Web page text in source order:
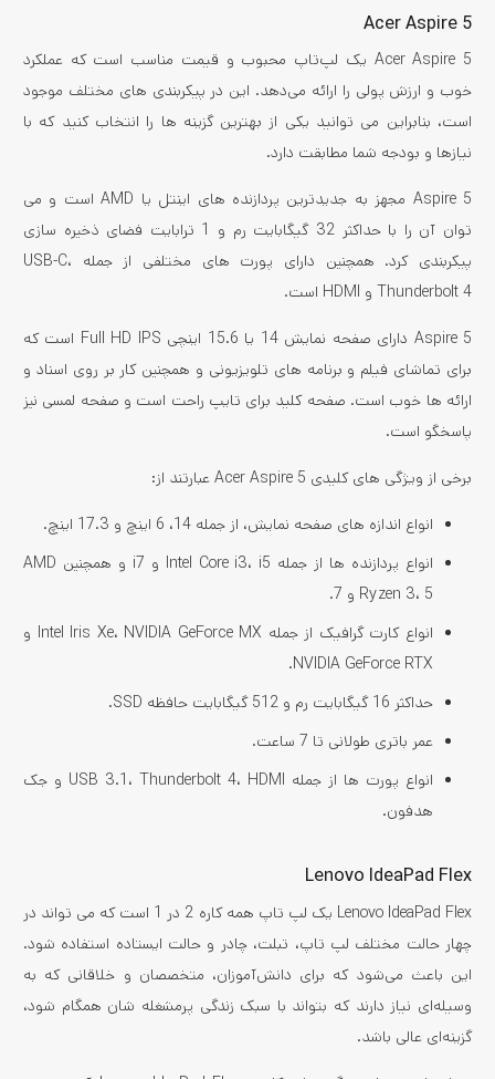
Acer Aspire 5
Acer Aspire 5 یک لپ‌تاپ محبوب و قیمت مناسب است که عملکرد
خوب و ارزش پولی را ارائه می‌دهد. این در پیکربندی های مختلف موجود
است، بنابراین می توانید یکی از بهترین گزینه ها را انتخاب کنید که با
نیازها و بودجه شما مطابقت دارد.
Aspire 5 مجهز به جدیدترین پردازنده های اینتل یا AMD است و می
توان آن را با حداکثر 32 گیگابایت رم و 1 ترابایت فضای ذخیره سازی
پیکربندی کرد. همچنین دارای پورت های مختلفی از جمله USB-C،
Thunderbolt 4 و HDMI است.
Aspire 5 دارای صفحه نمایش 14 یا 15.6 اینچی Full HD IPS است که
برای تماشای فیلم و برنامه های تلویزیونی و همچنین کار بر روی اسناد و
ارائه ها خوب است. صفحه کلید برای تایپ راحت است و صفحه لمسی نیز
پاسخگو است.
برخی از ویژگی های کلیدی Acer Aspire 5 عبارتند از:
انواع اندازه های صفحه نمایش، از جمله 14، 6 اینچ و 17.3 اینچ.
انواع پردازنده ها از جمله Intel Core i3، i5 و i7 و همچنین AMD
Ryzen 3، 5 و 7.
انواع کارت گرافیک از جمله Intel Iris Xe، NVIDIA GeForce MX و
NVIDIA GeForce RTX.
حداکثر 16 گیگابایت رم و 512 گیگابایت حافظه SSD.
عمر باتری طولانی تا 7 ساعت.
انواع پورت ها از جمله USB 3.1، Thunderbolt 4، HDMI و جک
هدفون.
Lenovo IdeaPad Flex
Lenovo IdeaPad Flex یک لپ تاپ همه کاره 2 در 1 است که می تواند در
چهار حالت مختلف لپ تاپ، تبلت، چادر و حالت ایستاده استفاده شود.
این باعث می‌شود که برای دانش‌آموزان، متخصصان و خلاقانی که به
وسیله‌ای نیاز دارند که بتواند با سبک زندگی پرمشغله‌ شان همگام شود،
گزینه‌ای عالی باشد.